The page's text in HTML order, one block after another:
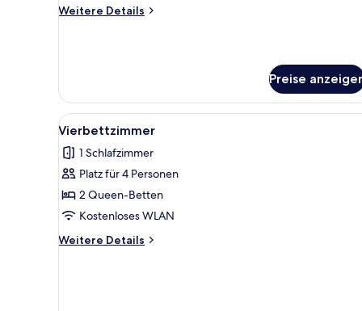
fumeur
Weitere Details
Weitere
Preise
Alle
Fotos
für
Vierbettzimmer
anzeigen
Ein Schlafzimmer im Loft-Stil
4
Vierbettzimmer
1 Schlafzimmer
Platz für 4 Personen
2 Queen-Betten
Kostenloses WLAN
Weitere Details
Weitere